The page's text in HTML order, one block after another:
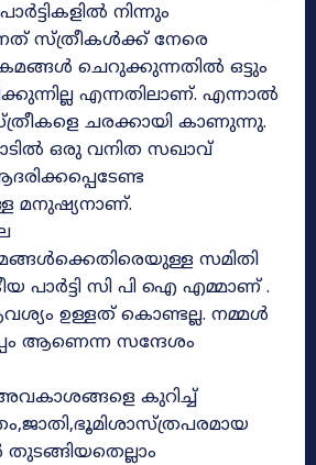
നിന്നും
സ്ത്രീകൾക്ക് നേരെ
ചെറുക്കുന്നതിൽ ഒട്ടും
എന്നതിലാണ്. എന്നാൽ
ചരക്കായി കാണുന്നു.
ഒരു വനിത സഖാവ്
മനുഷ്യനാണ്.
സമിതി
പാർട്ടി സി പി ഐ എമ്മാണ് .
ഉള്ളത് കൊണ്ടല്ല. നമ്മൾ
ആണെന്ന സന്ദേശം
കുറിച്ച്